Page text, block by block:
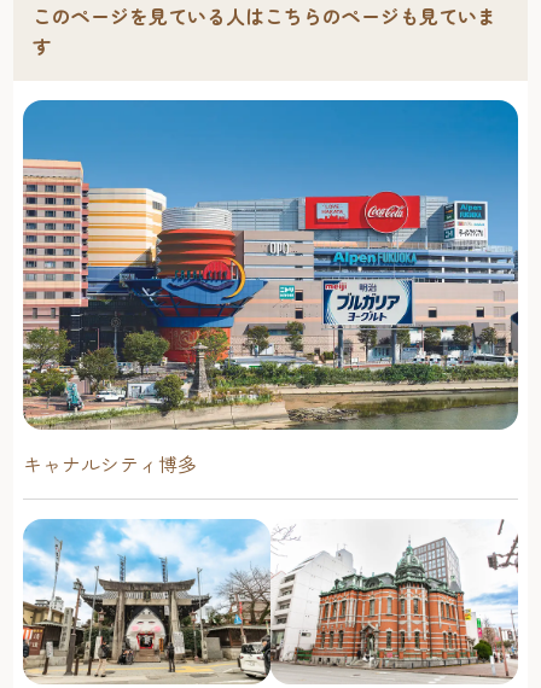
基の里」は，地元・脇山の特産品の直販店としてオープ
ン。100人余りの生産者（農家）で運営されており，来場者
からは「安くて新鮮」，「生産者の顔が見えて安心」，
「農家が近くなる」など，都市住民と中山間地の農家との
「脇山米」が名物品。背振山系から湧き出る清らかな水
や，昼と夜の寒暖差が大きいことなど，恵まれた環境が
しっかりとした稲を育て上げ，大変美味しいと評判です。
「脇山米」以外にも，地元の畑から摘みとったばかりの新
鮮こだわり野菜をはじめ，花，竹，炭，豆腐，漬物などの
加工品のほか，博多人形やパッチワークなど約100種類を超
える商品が揃っています。 その中でも，脇山の豊かな自然
で育ったブルーベリーを加工したジャムや，自然の甘みが
活きている「りんごチップス」，日本で最も古いと言われ
ているお茶の産地である脇山地区の「脇山茶」なども人気
です！ 脇山の新鮮な野菜をふんだんに使った「お弁当」
は，地元の方々だけでなく，遠方から買い求めに来る人が
いる程，大人気！ 「ワッキー主基の里」所在地：福岡市早
良区大字脇山592-1TEL：092-803-2182アクセス：西鉄バス
停「早良高校前」から徒歩約７分営業時間：（10月～3月）
8:00～16:00，（4月～9月）8:00～17:00 続いては，「ワッ
キー主基」の里から車で約8分の「ヤマタカ醤油」へ。 甘
い醤油の文化で知られる福岡。自然深く，山からの清水と
このページを見ている人はこちらのページも見ていま
す
キャナルシティ博多